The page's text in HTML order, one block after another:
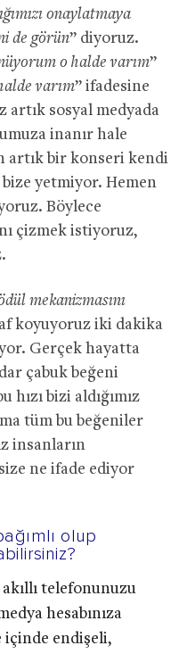
onaylatmaya
de görün” diyoruz.
o halde varım”
varım” ifadesine
artık sosyal medyada
inanır hale
artık bir konseri kendi
yetmiyor. Hemen
Böylece
çizmek istiyoruz,
mekanizmasını
koyuyoruz iki dakika
Gerçek hayatta
çabuk beğeni
hızı bizi aldığımız
tüm bu beğeniler
insanların
size ne ifade ediyor
olup
telefonunuzu
hesabınıza
içinde endişeli,